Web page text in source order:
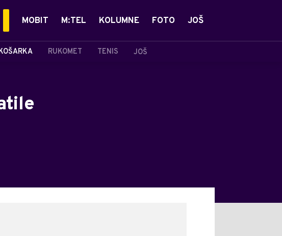
RUKOMET TENIS JOŠ
MOBIT M:TEL KOLUMNE FOTO JOŠ